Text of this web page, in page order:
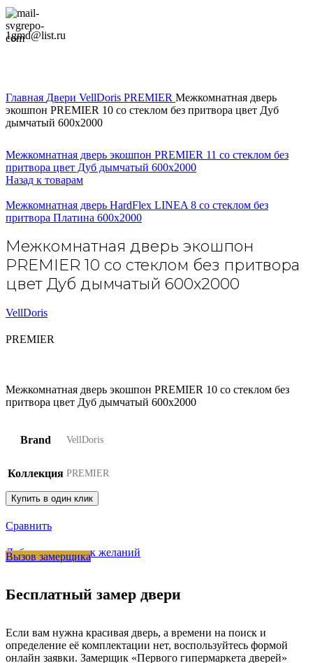
1gmd@list.ru
Главная Двери VellDoris PREMIER Межкомнатная дверь
экошпон PREMIER 10 со стеклом без притвора цвет Дуб
дымчатый 600х2000
Межкомнатная дверь экошпон PREMIER 11 со стеклом без
притвора цвет Дуб дымчатый 600х2000
Назад к товарам
Межкомнатная дверь HardFlex LINEA 8 со стеклом без
притвора Платина 600х2000
Межкомнатная дверь экошпон
PREMIER 10 со стеклом без притвора
цвет Дуб дымчатый 600х2000
VellDoris
PREMIER
Межкомнатная дверь экошпон PREMIER 10 со стеклом без
притвора цвет Дуб дымчатый 600х2000
Brand VellDoris
Коллекция PREMIER
Купить в один клик
Сравнить
Добавить в список желаний
Вызов замерщика
Бесплатный замер двери
Если вам нужна красивая дверь, а времени на поиск и
определение её комплектации нет, воспользуйтесь формой
онлайн заявки. Замерщик «Первого гипермаркета дверей»